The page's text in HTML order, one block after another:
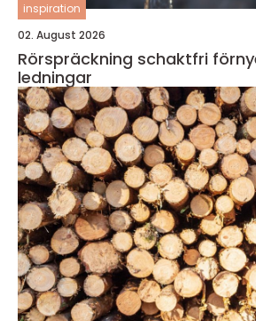
inspiration
02. August 2026
Rörspräckning schaktfri förnyelse av gamla
ledningar